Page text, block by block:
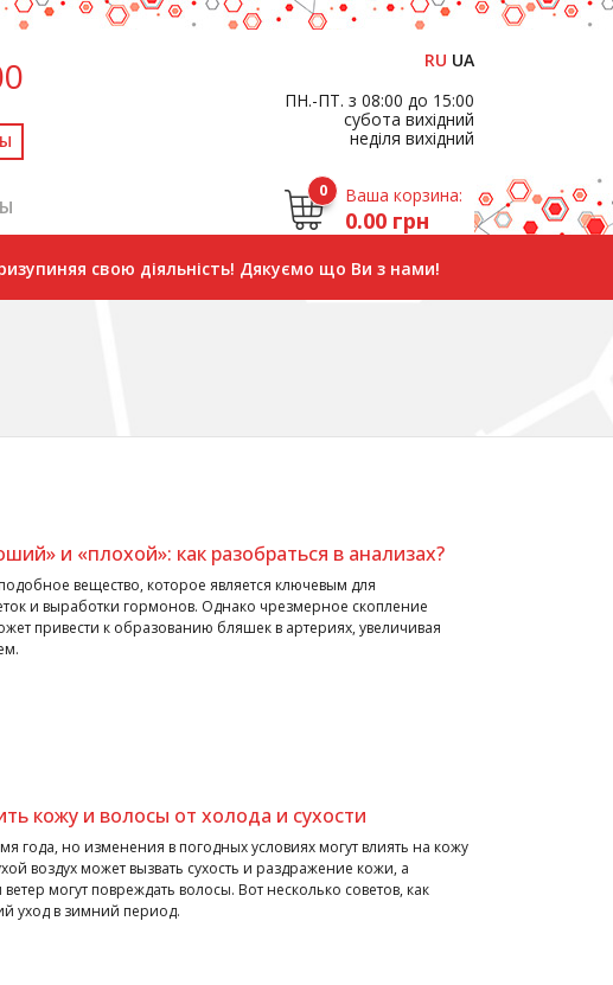
RU UA
ПН.-ПТ. з 08:00 до 15:00
субота вихідний
неділя вихідний
0 Ваша корзина:
0.00 грн
свою діяльність! Дякуємо що Ви з нами!
и «плохой»: как разобраться в анализах?
вещество, которое является ключевым для
и выработки гормонов. Однако чрезмерное скопление
привести к образованию бляшек в артериях, увеличивая
кожу и волосы от холода и сухости
года, но изменения в погодных условиях могут влиять на кожу
воздух может вызвать сухость и раздражение кожи, а
могут повреждать волосы. Вот несколько советов, как
уход в зимний период.